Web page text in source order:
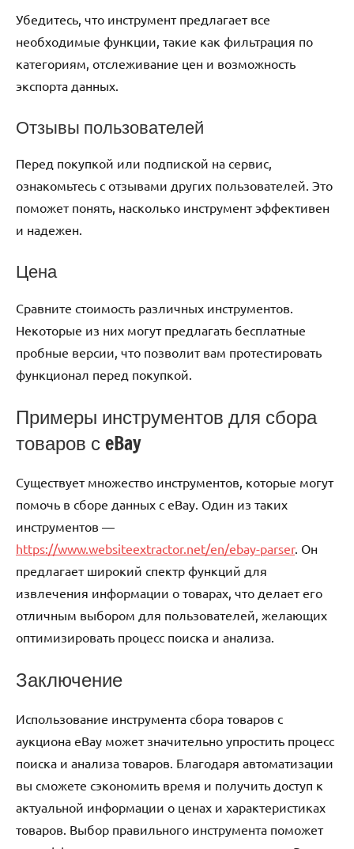
Убедитесь, что инструмент предлагает все
необходимые функции, такие как фильтрация по
категориям, отслеживание цен и возможность
экспорта данных.
Отзывы пользователей
Перед покупкой или подпиской на сервис,
ознакомьтесь с отзывами других пользователей. Это
поможет понять, насколько инструмент эффективен
и надежен.
Цена
Сравните стоимость различных инструментов.
Некоторые из них могут предлагать бесплатные
пробные версии, что позволит вам протестировать
функционал перед покупкой.
Примеры инструментов для сбора
товаров с eBay
Существует множество инструментов, которые могут
помочь в сборе данных с eBay. Один из таких
инструментов —
https://www.websiteextractor.net/en/ebay-parser. Он
предлагает широкий спектр функций для
извлечения информации о товарах, что делает его
отличным выбором для пользователей, желающих
оптимизировать процесс поиска и анализа.
Заключение
Использование инструмента сбора товаров с
аукциона eBay может значительно упростить процесс
поиска и анализа товаров. Благодаря автоматизации
вы сможете сэкономить время и получить доступ к
актуальной информации о ценах и характеристиках
товаров. Выбор правильного инструмента поможет